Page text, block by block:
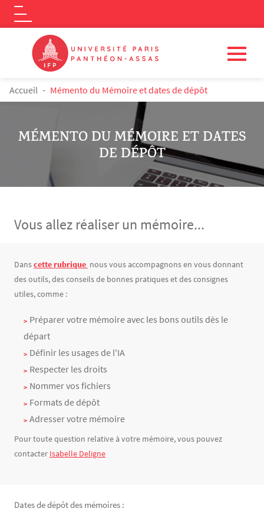
Aller au contenu principal
Logo
FIL D'ARIANE
Accueil Mémento du Mémoire et dates de dépôt
MÉMENTO DU MÉMOIRE ET DATES
DE DÉPÔT
Vous allez réaliser un mémoire...
Texte
Danscette rubrique nous vous accompagnons en vous donnant
des outils, des conseils de bonnes pratiques et des consignes
utiles, comme :
Préparer votre mémoire avec les bons outils dès le
départ
Définir les usages de l'IA
Respecter les droits
Nommer vos fichiers
Formats de dépôt
Adresser votre mémoire
Pour toute question relative à votre mémoire, vous pouvez
contacter Isabelle Deligne
Texte
Dates de dépôt des mémoires :